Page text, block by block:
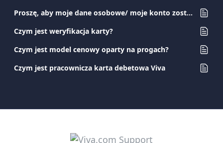
Proszę, aby moje dane osobowe/ moje konto zostały usunięte
Czym jest weryfikacja karty?
Czym jest model cenowy oparty na progach?
Czym jest pracownicza karta debetowa Viva